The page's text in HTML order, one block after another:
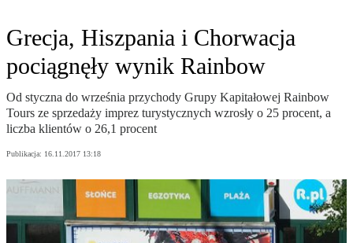
Grecja, Hiszpania i Chorwacja
pociągnęły wynik Rainbow
Od styczna do września przychody Grupy Kapitałowej Rainbow
Tours ze sprzedaży imprez turystycznych wzrosły o 25 procent, a
liczba klientów o 26,1 procent
Publikacja: 16.11.2017 13:18